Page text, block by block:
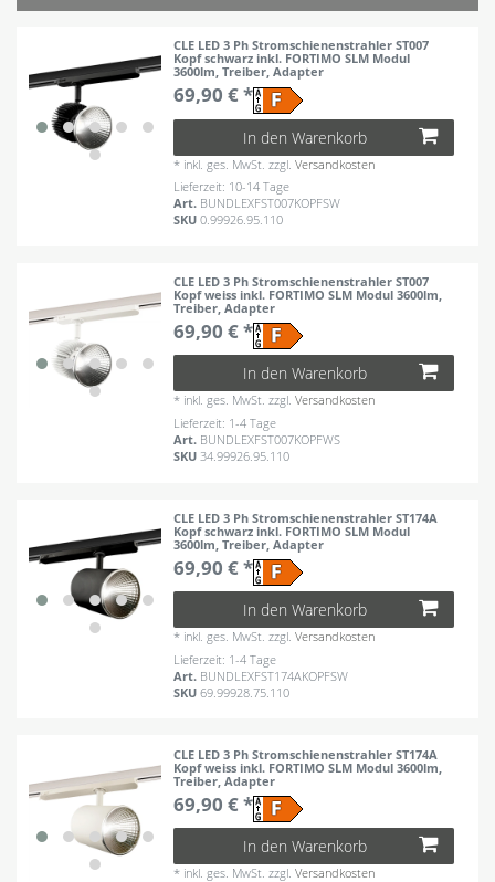
CLE LED 3 Ph Stromschienenstrahler ST007
Kopf schwarz inkl. FORTIMO SLM Modul
3600lm, Treiber, Adapter
69,90 € *
In den Warenkorb
* inkl. ges. MwSt. zzgl.Versandkosten
Lieferzeit: 10-14 Tage
Art. BUNDLEXFST007KOPFSW
SKU0.99926.95.110
CLE LED 3 Ph Stromschienenstrahler ST007
Kopf weiss inkl. FORTIMO SLM Modul 3600lm,
Treiber, Adapter
69,90 € *
In den Warenkorb
* inkl. ges. MwSt. zzgl.Versandkosten
Lieferzeit: 1-4 Tage
Art. BUNDLEXFST007KOPFWS
SKU 34.99926.95.110
CLE LED 3 Ph Stromschienenstrahler ST174A
Kopf schwarz inkl. FORTIMO SLM Modul
3600lm, Treiber, Adapter
69,90 € *
In den Warenkorb
* inkl. ges. MwSt. zzgl.Versandkosten
Lieferzeit: 1-4 Tage
Art. BUNDLEXFST174AKOPFSW
SKU69.99928.75.110
CLE LED 3 Ph Stromschienenstrahler ST174A
Kopf weiss inkl. FORTIMO SLM Modul 3600lm,
Treiber, Adapter
69,90 € *
In den Warenkorb
* inkl. ges. MwSt. zzgl.Versandkosten